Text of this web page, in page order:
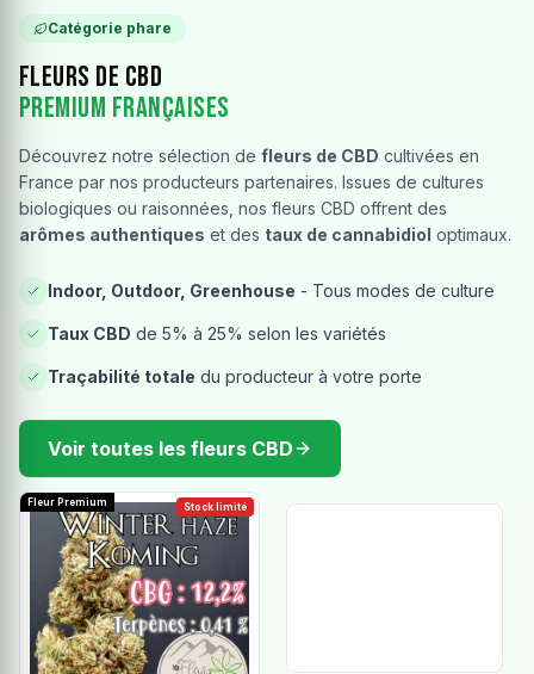
Catégorie phare
Fleurs de CBD
Premium Françaises
Découvrez notre sélection de fleurs de CBD cultivées en
France par nos producteurs partenaires. Issues de cultures
biologiques ou raisonnées, nos fleurs CBD offrent des
arômes authentiques et des taux de cannabidiol optimaux.
Indoor, Outdoor, Greenhouse - Tous modes de culture
Taux CBD de 5% à 25% selon les variétés
Traçabilité totale du producteur à votre porte
Voir toutes les fleurs CBD
Stock limité
Fleur Premium